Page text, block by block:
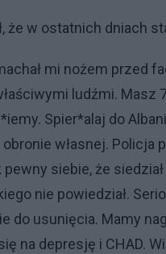
że w ostatnich dniach
mi nożem przed
ludźmi.
Spier*alaj do
obronie własnej.
pewny siebie, że
nie powiedział.
do usunięcia. Mamy
na depresję i CHAD.